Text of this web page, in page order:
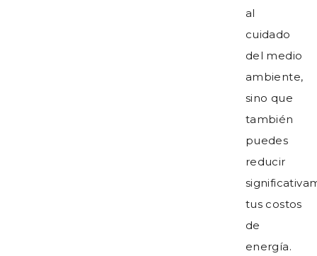
al
cuidado
del medio
ambiente,
sino que
también
puedes
reducir
tus costos
de
energía.